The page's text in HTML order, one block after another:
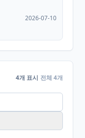
2026-07-10
4개 표시 전체 4개